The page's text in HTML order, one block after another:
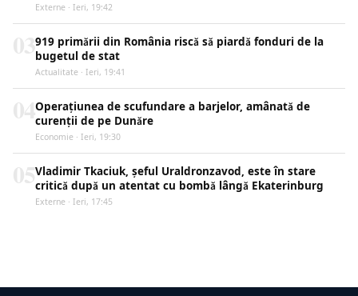
Externe · Ieri, 19:42
919 primării din România riscă să piardă fonduri de la
bugetul de stat
Actualitate · Ieri, 19:41
Operațiunea de scufundare a barjelor, amânată de
curenții de pe Dunăre
Economie · Ieri, 19:30
Vladimir Tkaciuk, șeful Uraldronzavod, este în stare
critică după un atentat cu bombă lângă Ekaterinburg
Externe · Ieri, 17:45